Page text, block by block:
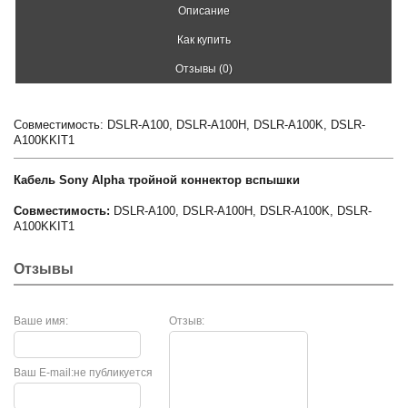
Описание
Как купить
Отзывы (0)
Совместимость: DSLR-A100, DSLR-A100H, DSLR-A100K, DSLR-
A100KKIT1
Кабель Sony Alpha тройной коннектор вспышки
Совместимость: DSLR-A100, DSLR-A100H, DSLR-A100K, DSLR-
A100KKIT1
Отзывы
Ваше имя: Отзыв:
не публикуется
Ваш E-mail: